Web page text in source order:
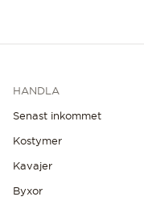
HANDLA
Senast inkommet
Kostymer
Kavajer
Byxor